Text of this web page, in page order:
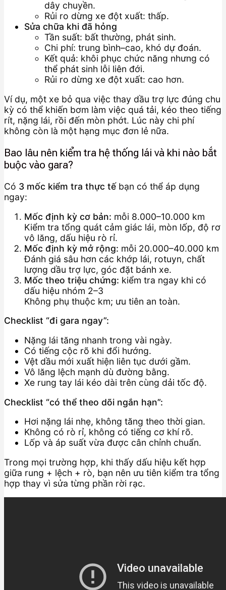
dây chuyền.
Rủi ro dừng xe đột xuất: thấp.
Sửa chữa khi đã hỏng
Tần suất: bất thường, phát sinh.
Chi phí: trung bình–cao, khó dự đoán.
Kết quả: khôi phục chức năng nhưng có
thể phát sinh lỗi liên đới.
Rủi ro dừng xe đột xuất: cao hơn.
Ví dụ, một xe bỏ qua việc thay dầu trợ lực đúng chu
kỳ có thể khiến bơm làm việc quá tải, kéo theo tiếng
rít, nặng lái, rồi đến mòn phớt. Lúc này chi phí
không còn là một hạng mục đơn lẻ nữa.
Bao lâu nên kiểm tra hệ thống lái và khi nào bắt
buộc vào gara?
Có 3 mốc kiểm tra thực tếbạn có thể áp dụng
ngay:
Mốc định kỳ cơ bản: mỗi 8.000–10.000 km
Kiểm tra tổng quát cảm giác lái, mòn lốp, độ rơ
vô lăng, dấu hiệu rò rỉ.
Mốc định kỳ mở rộng: mỗi 20.000–40.000 km
Đánh giá sâu hơn các khớp lái, rotuyn, chất
lượng dầu trợ lực, góc đặt bánh xe.
Mốc theo triệu chứng: kiểm tra ngay khi có
dấu hiệu nhóm 2–3
Không phụ thuộc km; ưu tiên an toàn.
Checklist “đi gara ngay”:
Nặng lái tăng nhanh trong vài ngày.
Có tiếng cộc rõ khi đổi hướng.
Vệt dầu mới xuất hiện liên tục dưới gầm.
Vô lăng lệch mạnh dù đường bằng.
Xe rung tay lái kéo dài trên cùng dải tốc độ.
Checklist “có thể theo dõi ngắn hạn”:
Hơi nặng lái nhẹ, không tăng theo thời gian.
Không có rò rỉ, không có tiếng cơ khí rõ.
Lốp và áp suất vừa được cân chỉnh chuẩn.
Trong mọi trường hợp, khi thấy dấu hiệu kết hợp
giữa rung + lệch + rò, bạn nên ưu tiên kiểm tra tổng
hợp thay vì sửa từng phần rời rạc.